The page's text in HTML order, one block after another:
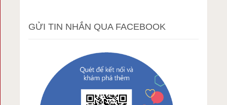
GỬI TIN NHẮN QUA FACEBOOK